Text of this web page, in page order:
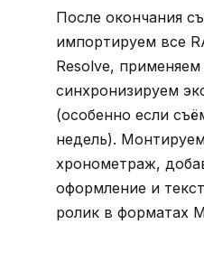
После окончания
импортируем все
Resolve,
синхронизируем
(особенно если
недель).
хронометраж,
оформление и
ролик в форматах